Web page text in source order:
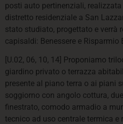
posti auto pertinenziali,
distretto residenziale a San
stato studiato, progettato e verrà
capisaldi: Benessere e Risparmio
[U.02, 06, 10, 14] Proponiamo
giardino privato o terrazza
presente al piano terra o ai piani
soggiorno con angolo cottura,
finestrato, comodo armadio a
tecnico ad uso centrale termica e